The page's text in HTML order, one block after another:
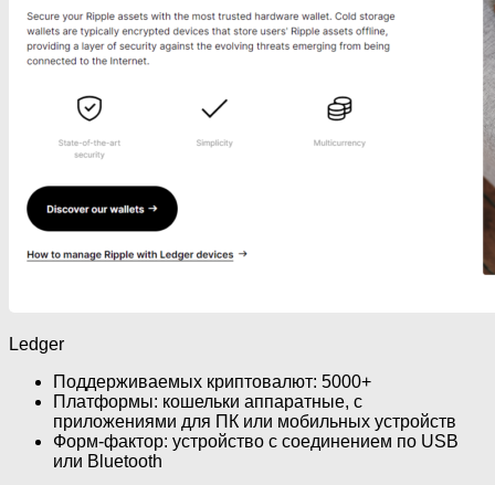
Ledger
Поддерживаемых криптовалют: 5000+
Платформы: кошельки аппаратные, с
приложениями для ПК или мобильных устройств
Форм-фактор: устройство с соединением по USB
или Bluetooth